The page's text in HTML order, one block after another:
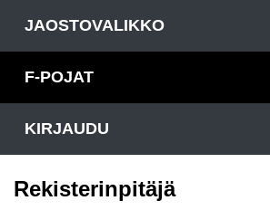
JAOSTOVALIKKO
F-POJAT
KIRJAUDU
Rekisterinpitäjä